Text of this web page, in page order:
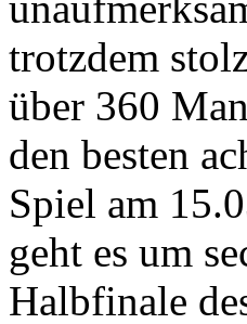
trotzdem
über 360
den besten
Spiel am
geht es um
Halbfinale